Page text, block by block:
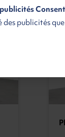
publicités